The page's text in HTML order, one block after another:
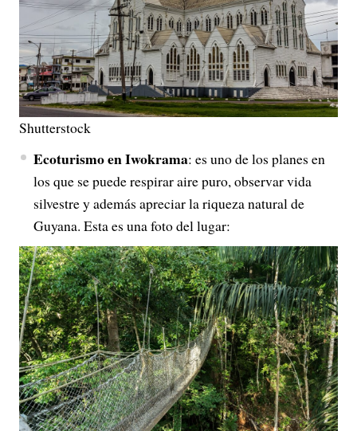
Shutterstock
Ecoturismo en Iwokrama: es uno de los planes en
los que se puede respirar aire puro, observar vida
silvestre y además apreciar la riqueza natural de
Guyana. Esta es una foto del lugar: